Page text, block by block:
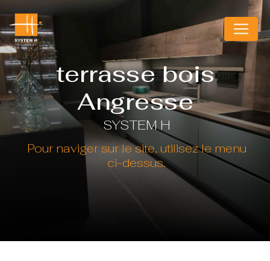
terrasse bois
Angresse
SYSTEM H
Panneau de gestion des cookies